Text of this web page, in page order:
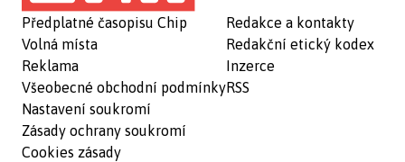
Předplatné časopisu Chip
Volná místa
Reklama
Všeobecné obchodní podmínky
Nastavení soukromí
Zásady ochrany soukromí
Cookies zásady
Redakce a kontakty
Redakční etický kodex
Inzerce
RSS